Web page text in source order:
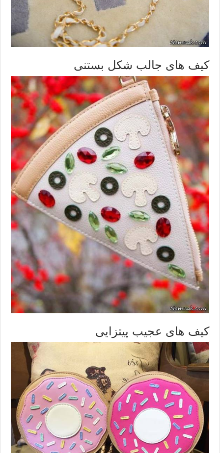
کیف های جالب شکل بستنی
کیف های عجیب پیتزایی